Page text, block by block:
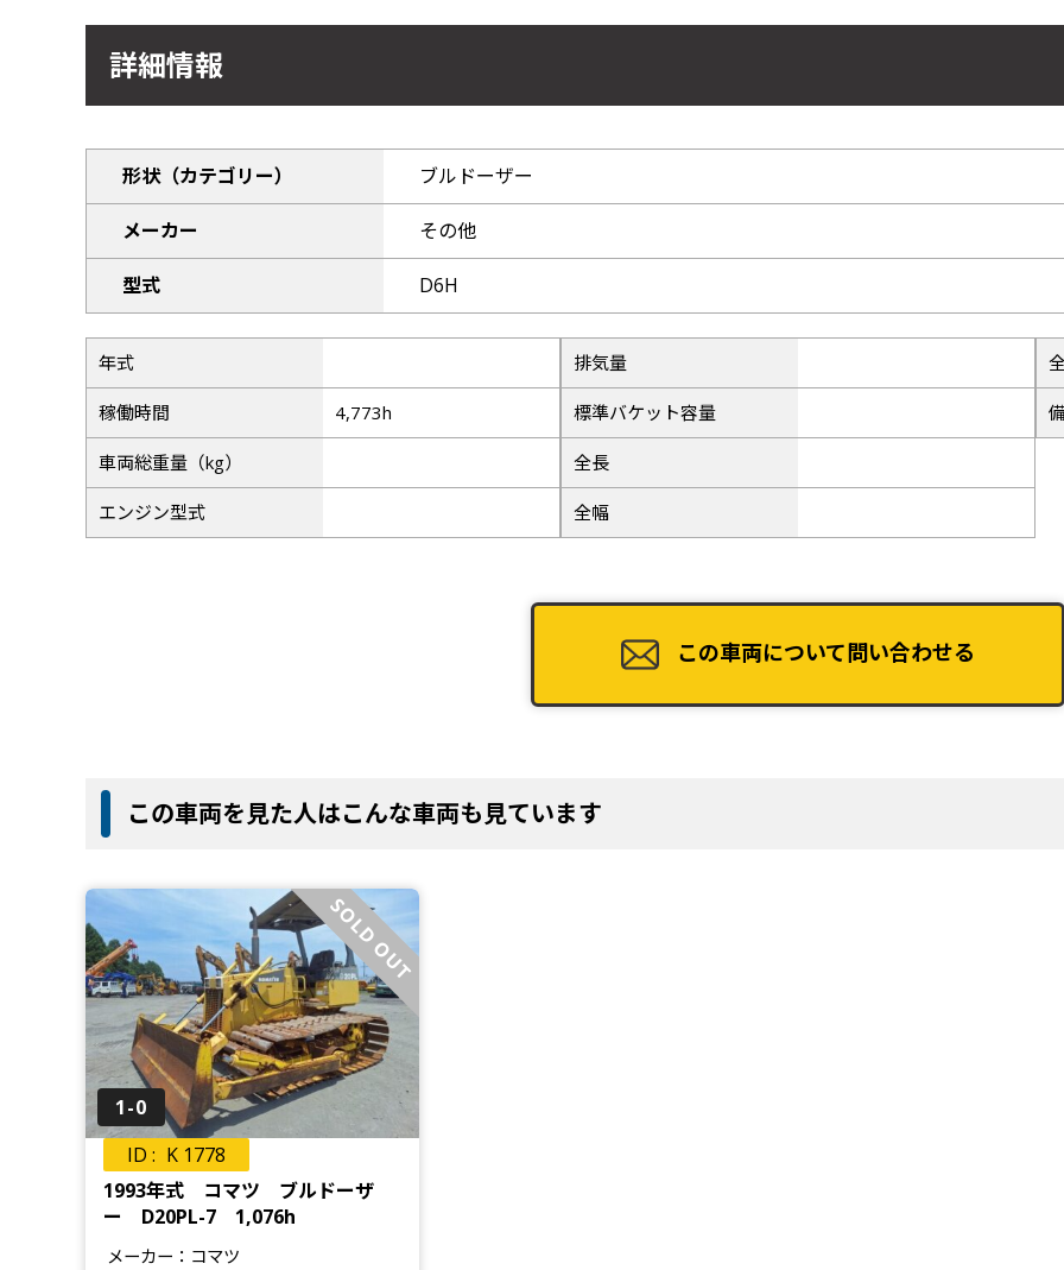
37
41
詳細情報
形状（カテゴリー） ブルドーザー
メーカー その他
型式 D6H
年式
稼働時間 4,773h
車両総重量（kg）
エンジン型式
排気量
標準バケット容量
全長
全幅
この車両について問い合わせる
この車両を見た人はこんな車両も見ています
SOLD OUT
1-0
K 1778
1993年式 コマツ ブルドーザ
ー D20PL-7 1,076h
メーカー
コマツ